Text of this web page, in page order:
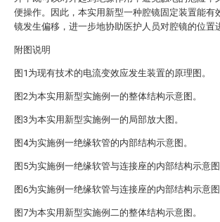
便操作。因此，本实用新型一种腔镜固定装置能有
镜发生偏移，进一步地协助医护人员对腔镜的位置
附图说明
图1为现有技术的电流变效应发生装置的原理图。
图2为本实用新型实施例一的整体结构示意图。
图3为本实用新型实施例一的局部放大图。
图4为实施例一绝缘软管的内部结构示意图。
图5为实施例一绝缘软管与连接座的内部结构示意图
图6为实施例一绝缘软管与连接座的内部结构示意图
图7为本实用新型实施例二的整体结构示意图。